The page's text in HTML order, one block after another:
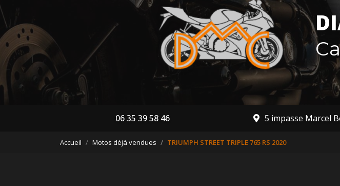
06 35 39 58 46 5 impasse Marcel
Accueil Motos déjà vendues TRIUMPH STREET TRIPLE 765 RS 2020